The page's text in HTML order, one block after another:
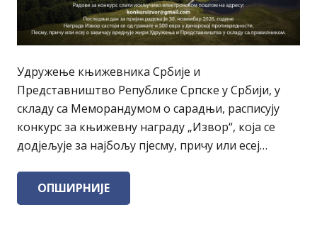
Удружење књижевника Србије и
Представништво Републике Српске у Србији, у
складу са Меморандумом о сарадњи, расписују
конкурс за књижевну награду „Извор“, која се
додјељује за најбољу пјесму, причу или есеј…
ОПШИРНИЈЕ